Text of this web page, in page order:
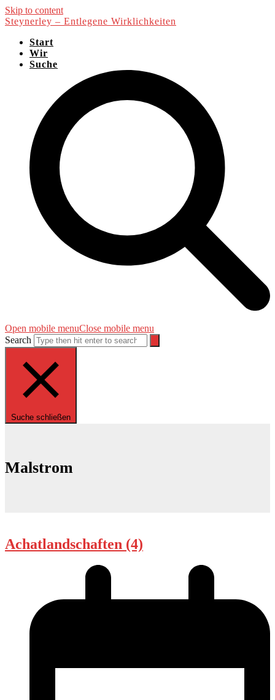
Skip to content
Steynerley – Entlegene Wirklichkeiten
Start
Wir
Suche
Open mobile menuClose mobile menu
Search
Suche schließen
Malstrom
Achatlandschaften (4)